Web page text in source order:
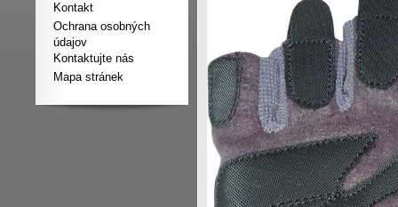
Kontakt
Ochrana osobných
údajov
Kontaktujte nás
Mapa stránek